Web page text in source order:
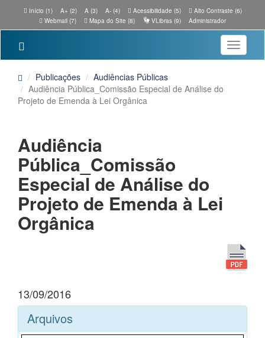
Início (1) A+ (2) A (3) A- (4) Acessibilidade (5)
Alto Contraste (6)
Webmail (7)
Mapa do Site (8) VLibras (9) Administrador
Toggle
Publicações
Audiências Públicas
Audiência Pública_Comissão Especial de Análise do
Projeto de Emenda à Lei Orgânica
Audiência
Pública_Comissão
Especial de Análise do
Projeto de Emenda à Lei
Orgânica
13/09/2016
Arquivos